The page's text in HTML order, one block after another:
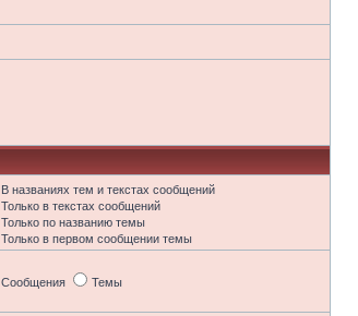
В названиях тем и текстах сообщений
Только в текстах сообщений
Только по названию темы
Только в первом сообщении темы
Сообщения Темы